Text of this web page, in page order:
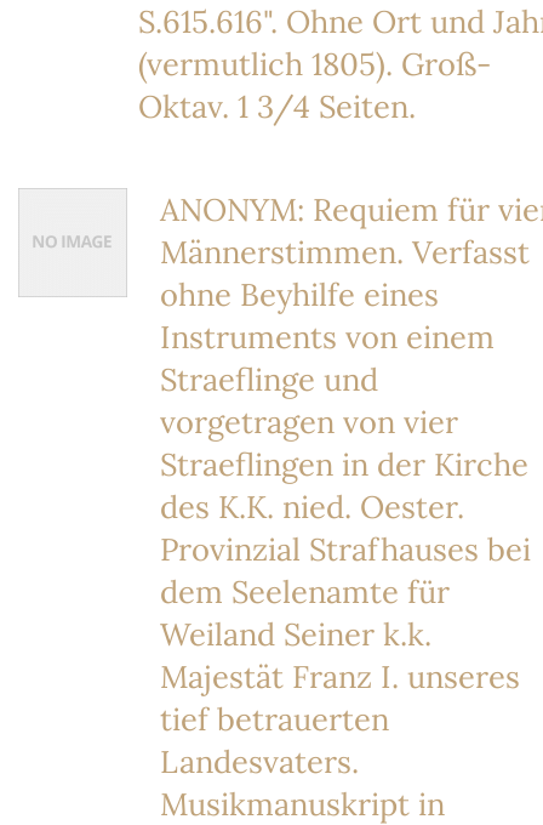
S.615.616". Ohne Ort und
(vermutlich 1805). Groß-
Oktav. 1 3/4 Seiten.
ANONYM: Requiem für
Männerstimmen. Verfasst
ohne Beyhilfe eines
Instruments von einem
Straeflinge und
vorgetragen von vier
Straeflingen in der Kirche
des K.K. nied. Oester.
Provinzial Strafhauses bei
dem Seelenamte für
Weiland Seiner k.k.
Majestät Franz I. unseres
tief betrauerten
Landesvaters.
Musikmanuskript in